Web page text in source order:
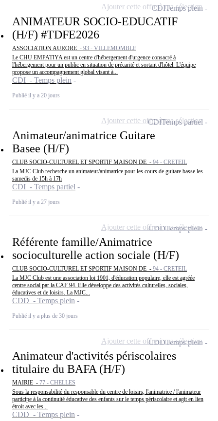
ANIMATEUR SOCIO-EDUCATIF
(H/F) #TDFE2026
ASSOCIATION AURORE - 93 - VILLEMOMBLE
Le CHU EMPATIYA est un centre d'hébergement d'urgence consacré à
l'hébergement pour un public en situation de précarité et sortant d'hôtel. L'équipe
propose un accompagnement global visant à...
CDI - Temps plein
Publié il y a 20 jours
CDITemps plein
Ajouter cette offre à ma sélection
Animateur/animatrice Guitare
Basee (H/F)
CLUB SOCIO-CULTUREL ET SPORTIF MAISON DE - 94 - CRETEIL
La MJC Club recherche un animateur/animatrice pour les cours de guitare basse les
samedis de 15h à 17h
CDI - Temps partiel
Publié il y a 27 jours
CDITemps partiel
Ajouter cette offre à ma sélection
Référente famille/Animatrice
socioculturelle action sociale (H/F)
CLUB SOCIO-CULTUREL ET SPORTIF MAISON DE - 94 - CRETEIL
La MJC Club est une association loi 1901, d'éducation populaire, elle est agréée
centre social par la CAF 94. Elle développe des activités culturelles, sociales,
éducatives et de loisirs. La MJC...
CDD - Temps plein
Publié il y a plus de 30 jours
CDDTemps plein
Ajouter cette offre à ma sélection
Animateur d'activités périscolaires
titulaire du BAFA (H/F)
MAIRIE - 77 - CHELLES
Sous la responsabilité du responsable du centre de loisirs, l'animatrice / l'animateur
participe à la continuité éducative des enfants sur le temps périscolaire et agit en lien
étroit avec les...
CDD - Temps plein
CDDTemps plein
Ajouter cette offre à ma sélection